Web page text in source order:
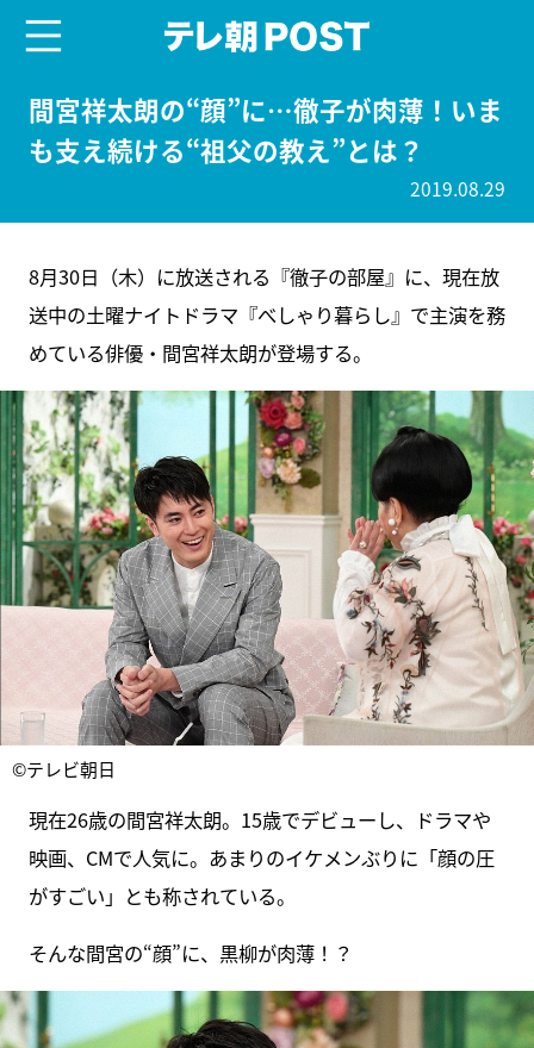
間宮祥太朗の“顔”に…徹子が肉薄！いま
も支え続ける“祖父の教え”とは？
2019.08.29
8月30日（木）に放送される『徹子の部屋』に、現在放
送中の土曜ナイトドラマ『べしゃり暮らし』で主演を務
めている俳優・間宮祥太朗が登場する。
©テレビ朝日
現在26歳の間宮祥太朗。15歳でデビューし、ドラマや
映画、CMで人気に。あまりのイケメンぶりに「顔の圧
がすごい」とも称されている。
そんな間宮の“顔”に、黒柳が肉薄！？